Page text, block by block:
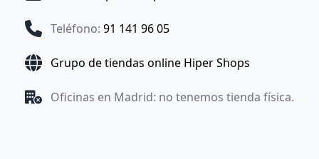
Teléfono: 91 141 96 05
Grupo de tiendas online Hiper Shops
Oficinas en Madrid: no tenemos tienda física.